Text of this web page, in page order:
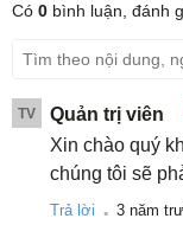
Có 0 bình luận, đánh
TV Quản trị viên
Xin chào quý
chúng tôi sẽ
Trả lời . 3 năm